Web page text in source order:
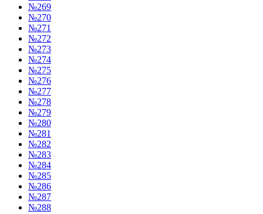
№269
№270
№271
№272
№273
№274
№275
№276
№277
№278
№279
№280
№281
№282
№283
№284
№285
№286
№287
№288